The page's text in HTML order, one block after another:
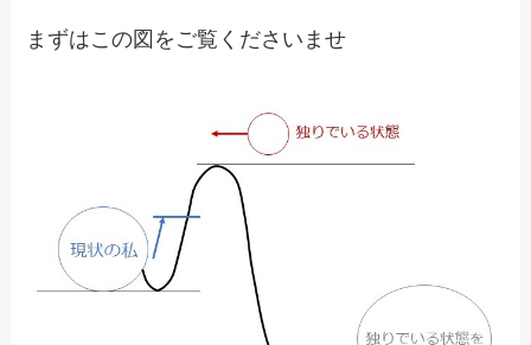
まずはこの図をご覧くださいませ